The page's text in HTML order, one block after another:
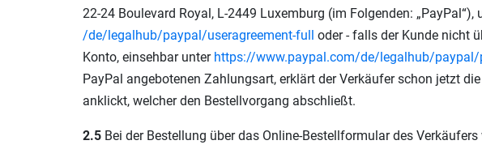
22-24 Boulevard Royal, L-2449 Luxemburg (im Folgenden:
/de/legalhub/paypal/useragreement-full oder - falls der Kunde nicht
Konto, einsehbar unter https://www.paypal.com/de/legalhub/paypal/
PayPal angebotenen Zahlungsart, erklärt der Verkäufer schon jetzt
anklickt, welcher den Bestellvorgang abschließt.
2.5 Bei der Bestellung über das Online-Bestellformular des